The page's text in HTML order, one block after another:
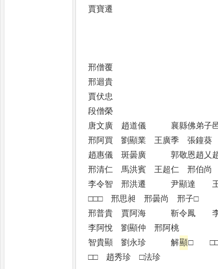
賈寶遷
邢僧覆
邢迴貴
賈伏忠
段僧榮
唐文廣 趙道儀 襄縣佛弟子
邢阿買 劉顯業 王廣季 張鐘葵
趙惠儀 斑曇廣 郭敬恩趙乂
邢清仁 馬洪賓 王超仁 邢伯尚
李令智 邢洪遷 尹顯達
□□□ 邢思昶 邢曇尚 邢子□
邢普貴 賈阿海 靳令鳳
李阿悅 劉顯仲 邢阿桃
智貴顯 劉永珍 解顯□
□□ 趙秀珍 □法珍